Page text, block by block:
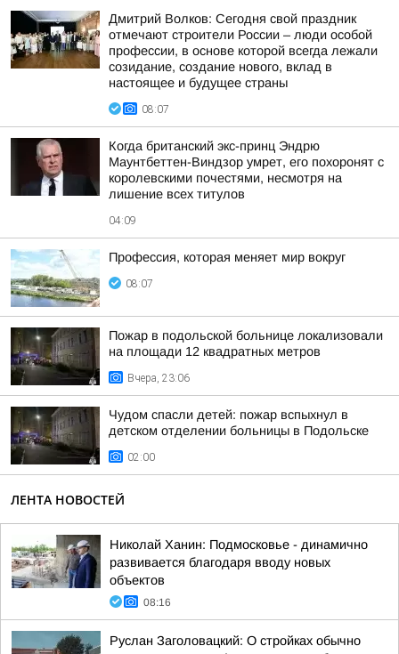
Дмитрий Волков: Сегодня свой праздник
отмечают строители России – люди особой
профессии, в основе которой всегда лежали
созидание, создание нового, вклад в
настоящее и будущее страны
08:07
Когда британский экс-принц Эндрю
Маунтбеттен-Виндзор умрет, его похоронят с
королевскими почестями, несмотря на
лишение всех титулов
04:09
Профессия, которая меняет мир вокруг
08:07
Пожар в подольской больнице локализовали
на площади 12 квадратных метров
Вчера, 23:06
Чудом спасли детей: пожар вспыхнул в
детском отделении больницы в Подольске
02:00
ЛЕНТА НОВОСТЕЙ
Николай Ханин: Подмосковье - динамично
развивается благодаря вводу новых
объектов
08:16
Руслан Заголовацкий: О стройках обычно